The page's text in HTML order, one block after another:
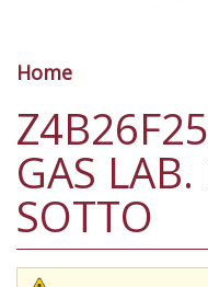
Tu sei qui
Home
GAS LAB.
SOTTO